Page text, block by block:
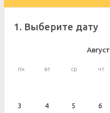
1. Выберите дату
Август
пн вт ср чт
3 4 5 6